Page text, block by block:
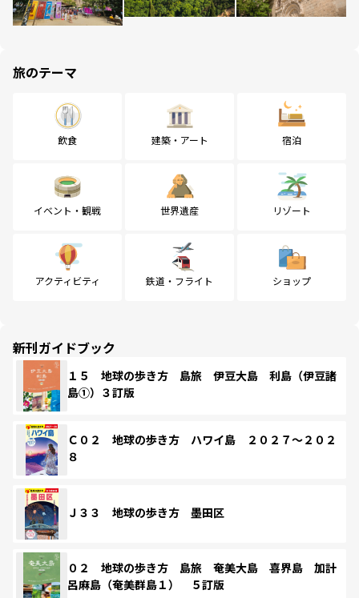
旅のテーマ
飲食 建築・アート 宿泊
イベント・観戦 世界遺産 リゾート
アクティビティ 鉄道・フライト ショップ
新刊ガイドブック
１５ 地球の歩き方 島旅 伊豆大島 利島（伊豆諸
島①）３訂版
Ｃ０２ 地球の歩き方 ハワイ島 ２０２７～２０２
８
Ｊ３３ 地球の歩き方 墨田区
０２ 地球の歩き方 島旅 奄美大島 喜界島 加計
呂麻島（奄美群島１） ５訂版